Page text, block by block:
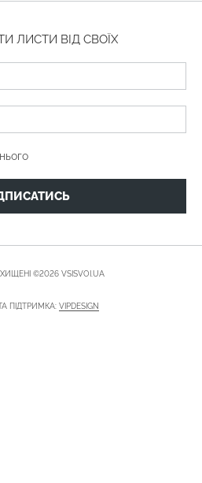
ЛИСТИ ВІД СВОЇХ
©2026 VSISVOI.UA
ПІДТРИМКА: VIPDESIGN